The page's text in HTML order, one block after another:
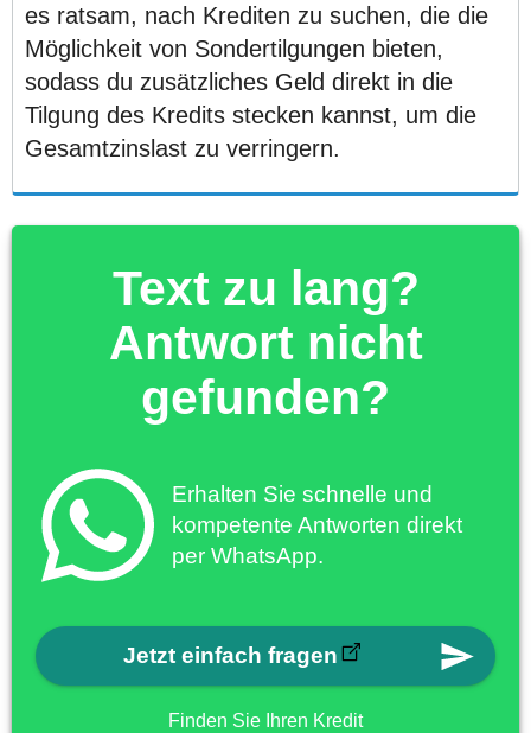
es ratsam, nach Krediten zu suchen, die die
Möglichkeit von Sondertilgungen bieten,
sodass du zusätzliches Geld direkt in die
Tilgung des Kredits stecken kannst, um die
Gesamtzinslast zu verringern.
Text zu lang?
Antwort nicht
gefunden?
Erhalten Sie schnelle und
kompetente Antworten direkt
per WhatsApp.
Jetzt einfach fragen
Finden Sie Ihren Kredit